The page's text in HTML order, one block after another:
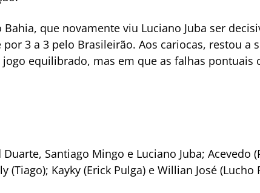
que novamente viu Luciano Juba ser
3 a 3 pelo Brasileirão. Aos cariocas, restou a
equilibrado, mas em que as falhas pontuais
Santiago Mingo e Luciano Juba; Acevedo
(Tiago); Kayky (Erick Pulga) e Willian José (Lucho